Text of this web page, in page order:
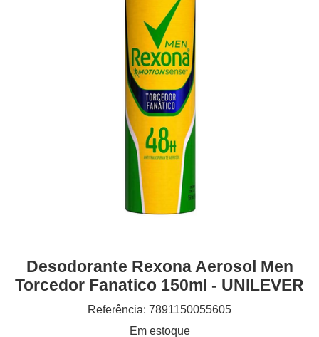
Desodorante Rexona Aerosol Men
Torcedor Fanatico 150ml - UNILEVER
Referência: 7891150055605
Em estoque